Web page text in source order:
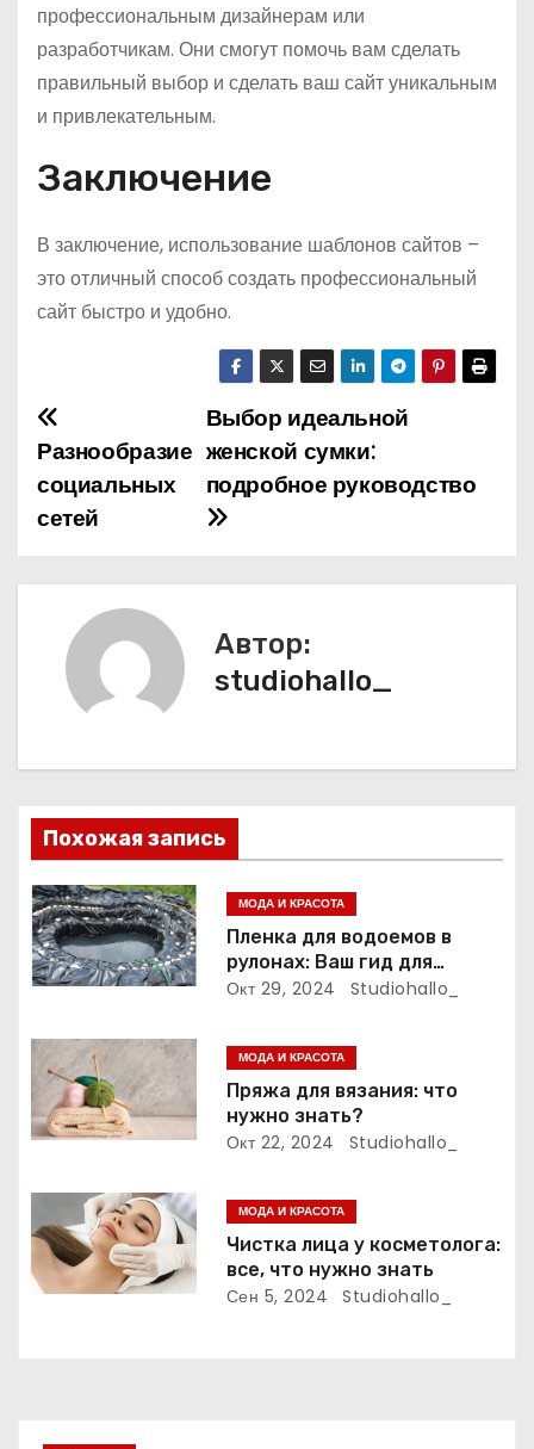
профессиональным дизайнерам или
разработчикам. Они смогут помочь вам сделать
правильный выбор и сделать ваш сайт уникальным
и привлекательным.
Заключение
В заключение, использование шаблонов сайтов –
это отличный способ создать профессиональный
сайт быстро и удобно.
Н
а
в
и
и
я
п
о
з
а
п
и
я
м
Выбор идеальной
женской сумки:
подробное руководство
Разнообразие
социальных
сетей
Автор:
studiohallo_
Похожая запись
МОДА И КРАСОТА
Пленка для водоемов в
рулонах: Ваш гид для
выбора и применения
Окт 29, 2024 Studiohallo_
МОДА И КРАСОТА
Пряжа для вязания: что
нужно знать?
Окт 22, 2024 Studiohallo_
МОДА И КРАСОТА
Чистка лица у косметолога:
все, что нужно знать
Сен 5, 2024 Studiohallo_